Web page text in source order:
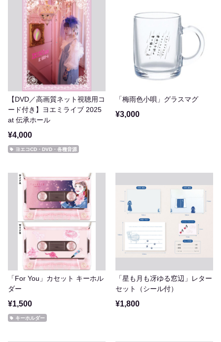
【DVD／高画質ネット視聴用コ
ード付き】ヨエミライブ 2025
at 伝承ホール
¥4,000
ヨエコCD・DVD・各種音源
「梅雨色小唄」グラスマグ
¥3,000
「For You」カセット キーホル
ダー
¥1,500
キーホルダー
「星も月も冴ゆる窓辺」レター
セット（シール付）
¥1,800